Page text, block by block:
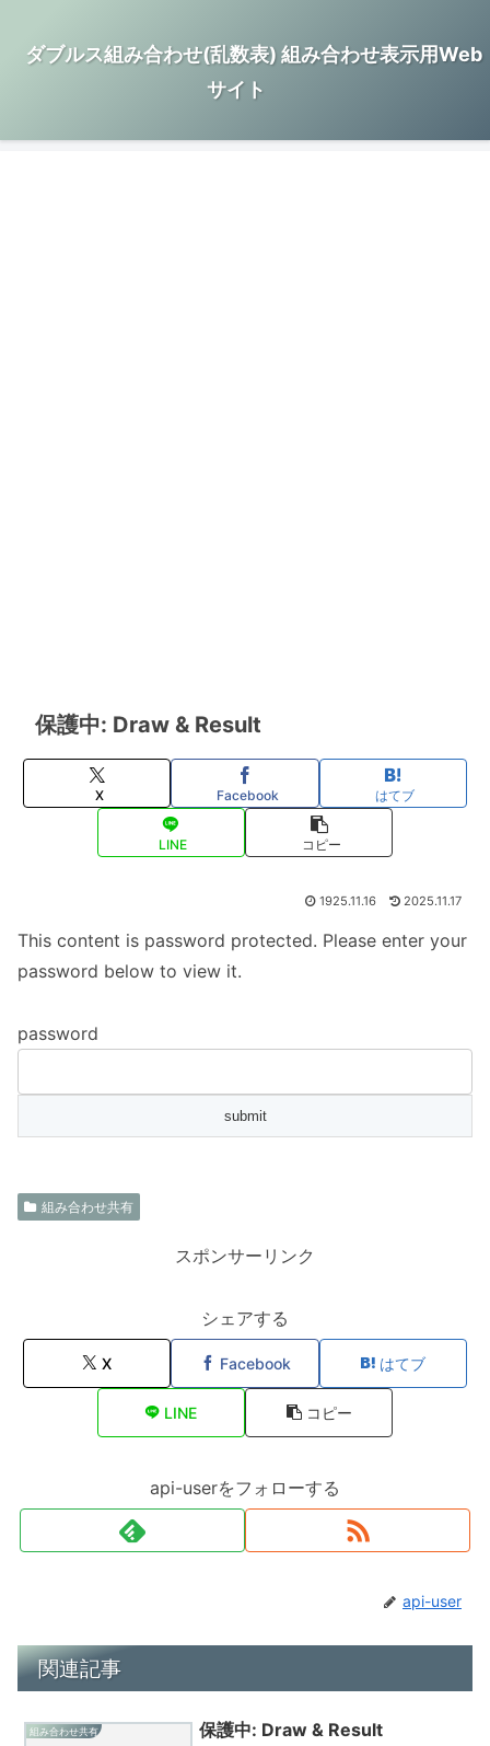
ダブルス組み合わせ(乱数表) 組み合わせ表示用Web
サイト
保護中: Draw & Result
X Facebook はてブ
LINE コピー
1925.11.16 2025.11.17
This content is password protected. Please enter your
password below to view it.
password
組み合わせ共有
スポンサーリンク
シェアする
X Facebook はてブ
LINE コピー
api-userをフォローする
api-user
関連記事
組み合わせ共有 保護中: Draw & Result